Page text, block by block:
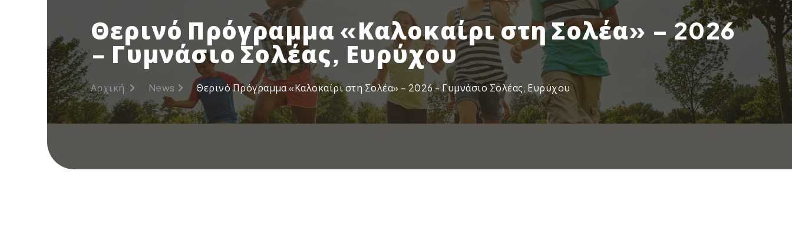
Θερινό Πρόγραμμα «Καλοκαίρι στη Σολέα» – 2026
- Γυμνάσιο Σολέας, Ευρύχου
Αρχική News Θερινό Πρόγραμμα «Καλοκαίρι στη Σολέα» – 2026 - Γυμνάσιο Σολέας, Ευρύχου